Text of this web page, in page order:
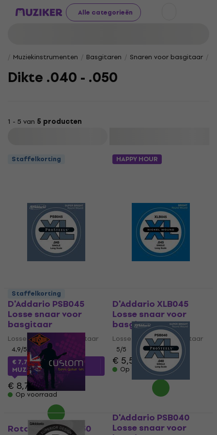
Alle categorieën
Muziekinstrumenten Basgitaren Snaren voor basgitaar
Dikte .040 - .050
1 - 5 van 5 producten
Staffelkorting
D'Addario PSB045
Losse snaar voor
basgitaar
Losse snaar voor basgitaar
4,9/5
€ 7,72met code
MUZMUZ-10
€ 8,79
Op voorraad
HAPPY HOUR
D'Addario XLB045
Losse snaar voor
basgitaar
Losse snaar voor basgitaar
5/5
€ 5,59€ 6,19
Op voorraad
Staffelkorting
Rotosound SBL 050
D'Addario PSB040
Losse snaar voor